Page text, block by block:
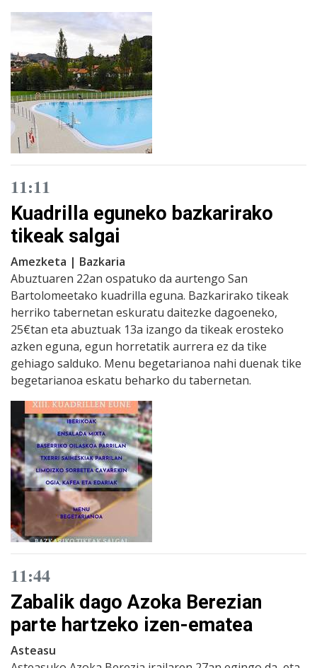
11:11
Kuadrilla eguneko bazkarirako
tikeak salgai
Amezketa | Bazkaria
Abuztuaren 22an ospatuko da aurtengo San
Bartolomeetako kuadrilla eguna. Bazkarirako tikeak
herriko tabernetan eskuratu daitezke dagoeneko,
25€tan eta abuztuak 13a izango da tikeak erosteko
azken eguna, egun horretatik aurrera ez da tike
gehiago salduko. Menu begetarianoa nahi duenak tike
begetarianoa eskatu beharko du tabernetan.
11:44
Zabalik dago Azoka Berezian
parte hartzeko izen-ematea
Asteasu